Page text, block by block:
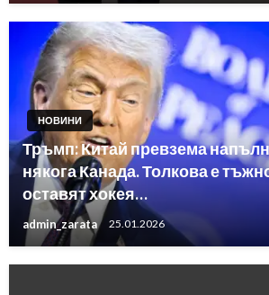
НОВИНИ
Тръмп: Китай превзема
някога Канада. Толкова е
оставят хокея…
admin_zarata 25.01.2026